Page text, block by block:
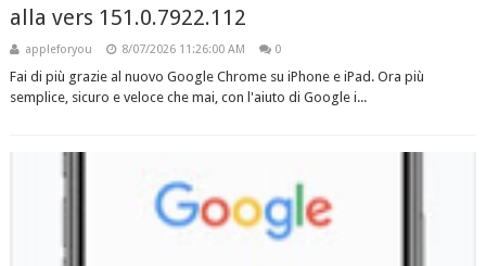
alla vers 151.0.7922.112
appleforyou 8/07/2026 11:26:00 AM 0
Fai di più grazie al nuovo Google Chrome su iPhone e iPad. Ora più
semplice, sicuro e veloce che mai, con l'aiuto di Google i...